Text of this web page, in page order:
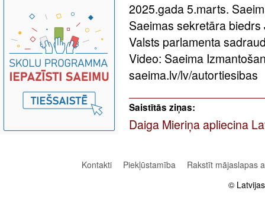
2025.gada 5.marts.
Saeimas sekretāra
Valsts parlamenta
Video: Saeima
saeima.lv/lv/autortiesibas
Saistītās ziņas:
Daiga Mieriņa apliecina
Kontakti Piekļūstamība
Rakstīt mājaslapas
©